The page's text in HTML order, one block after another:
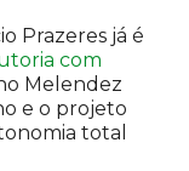
Prazeres já é
com
Melendez
e o projeto
total